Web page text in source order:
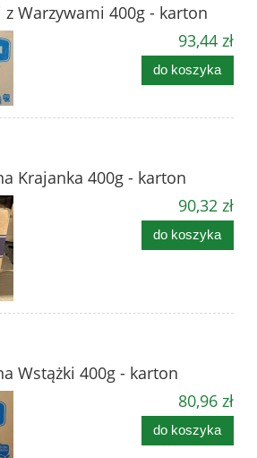
Warzywami 400g - karton
93,44 zł
do koszyka
Krajanka 400g - karton
90,32 zł
do koszyka
Wstążki 400g - karton
80,96 zł
do koszyka